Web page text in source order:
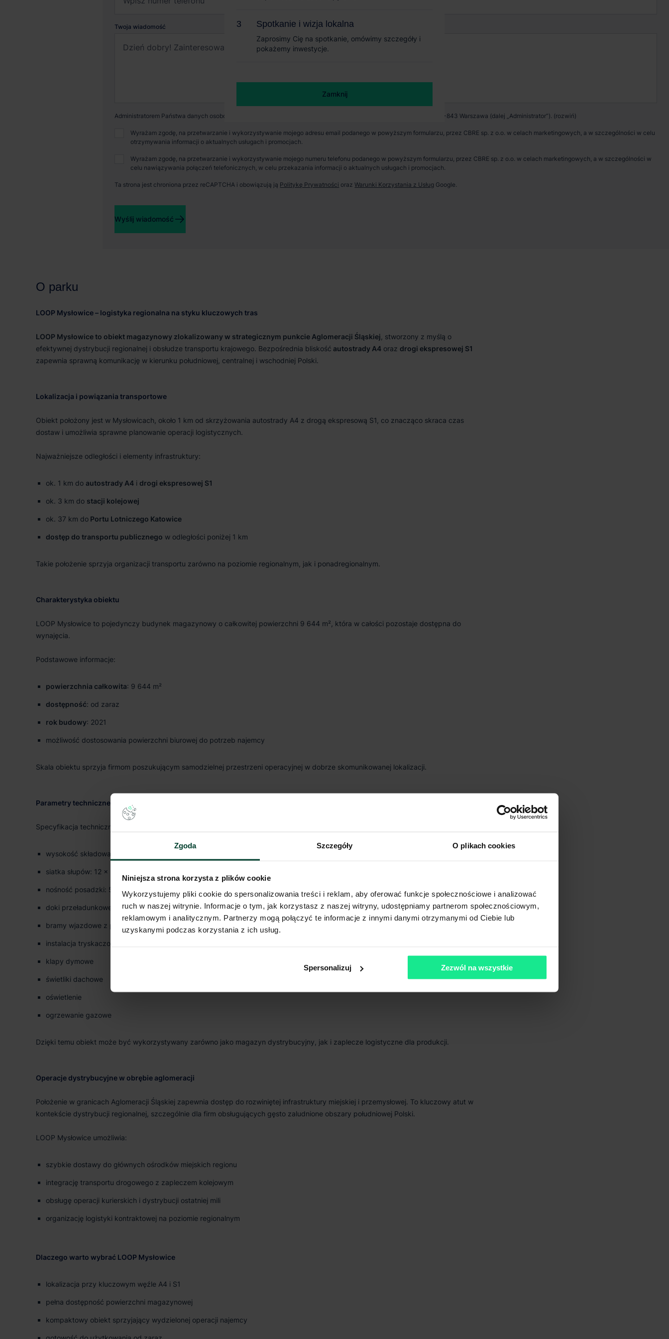
Zgoda Szczegóły O plikach cookies
Niniejsza strona korzysta z plików cookie
Wykorzystujemy pliki cookie do spersonalizowania treści i reklam, aby oferować funkcje społecznościowe i analizować
ruch w naszej witrynie. Informacje o tym, jak korzystasz z naszej witryny, udostępniamy partnerom społecznościowym,
reklamowym i analitycznym. Partnerzy mogą połączyć te informacje z innymi danymi otrzymanymi od Ciebie lub
uzyskanymi podczas korzystania z ich usług.
Spersonalizuj Zezwól na wszystkie
Wypełnij formularz
O parku
LOOP Mysłowice – logistyka regionalna na styku kluczowych tras
LOOP Mysłowice to obiekt magazynowy zlokalizowany w strategicznym punkcie Aglomeracji Śląskiej , stworzony z myślą o
efektywnej dystrybucji regionalnej i obsłudze transportu krajowego. Bezpośrednia bliskość autostrady A4 oraz drogi ekspresowej S1
zapewnia sprawną komunikację w kierunku południowej, centralnej i wschodniej Polski.
Lokalizacja i powiązania transportowe
Obiekt położony jest w Mysłowicach, około 1 km od skrzyżowania autostrady A4 z drogą ekspresową S1, co znacząco skraca czas
dostaw i umożliwia sprawne planowanie operacji logistycznych.
Najważniejsze odległości i elementy infrastruktury:
ok. 1 km do autostrady A4 i drogi ekspresowej S1
ok. 3 km do stacji kolejowej
ok. 37 km do Portu Lotniczego Katowice
dostęp do transportu publicznego w odległości poniżej 1 km
Takie położenie sprzyja organizacji transportu zarówno na poziomie regionalnym, jak i ponadregionalnym.
Charakterystyka obiektu
LOOP Mysłowice to pojedynczy budynek magazynowy o całkowitej powierzchni 9 644 m², która w całości pozostaje dostępna do
wynajęcia.
Podstawowe informacje:
powierzchnia całkowita: 9 644 m²
dostępność: od zaraz
rok budowy: 2021
możliwość dostosowania powierzchni biurowej do potrzeb najemcy
Skala obiektu sprzyja firmom poszukującym samodzielnej przestrzeni operacyjnej w dobrze skomunikowanej lokalizacji.
Parametry techniczne i funkcjonalność
Specyfikacja techniczna obiektu umożliwia prowadzenie różnorodnych operacji magazynowych oraz dystrybucyjnych:
wysokość składowania: 10 m
siatka słupów: 12 x 22,5 m
nośność posadzki: 5 T/m²
doki przeładunkowe
bramy wjazdowe z poziomu „0”
instalacja tryskaczowa
klapy dymowe
świetliki dachowe
oświetlenie
ogrzewanie gazowe
Dzięki temu obiekt może być wykorzystywany zarówno jako magazyn dystrybucyjny, jak i zaplecze logistyczne dla produkcji.
Operacje dystrybucyjne w obrębie aglomeracji
Położenie w granicach Aglomeracji Śląskiej zapewnia dostęp do rozwiniętej infrastruktury miejskiej i przemysłowej. To kluczowy atut w
kontekście dystrybucji regionalnej, szczególnie dla firm obsługujących gęsto zaludnione obszary południowej Polski.
LOOP Mysłowice umożliwia:
szybkie dostawy do głównych ośrodków miejskich regionu
integrację transportu drogowego z zapleczem kolejowym
obsługę operacji kurierskich i dystrybucji ostatniej mili
organizację logistyki kontraktowej na poziomie regionalnym
Dlaczego warto wybrać LOOP Mysłowice
lokalizacja przy kluczowym węźle A4 i S1
pełna dostępność powierzchni magazynowej
kompaktowy obiekt sprzyjający wydzielonej operacji najemcy
Spotkanie i wizja lokalna
Zaprosimy Cię na spotkanie, omówimy szczegóły i
pokażemy inwestycje.
Zamknij
Twoja wiadomość
Administratorem Państwa danych osobowych jest CBRE sp. z o. o. z siedzibą w Warszawie, Rondo Daszyńskiego 1, 00-843 Warszawa (dalej „Administrator”).
Wyrażam zgodę, na przetwarzanie i wykorzystywanie mojego adresu email podanego w powyższym formularzu, przez CBRE sp. z o.o. w celach marketingowych, a w szczególności w celu
otrzymywania informacji o aktualnych usługach i promocjach.
Wyrażam zgodę, na przetwarzanie i wykorzystywanie mojego numeru telefonu podanego w powyższym formularzu, przez CBRE sp. z o.o. w celach marketingowych, a w szczególności w
celu nawiązywania połączeń telefonicznych, w celu przekazania informacji o aktualnych usługach i promocjach.
Ta strona jest chroniona przez reCAPTCHA i obowiązują ją Politykę Prywatności orazWarunki Korzystania z Usług Google.
Wyślij wiadomość
Spotkanie i wizja lokalna
Zaprosimy Cię na spotkanie, omówimy szczegóły i
pokażemy inwestycje.
Zamknij